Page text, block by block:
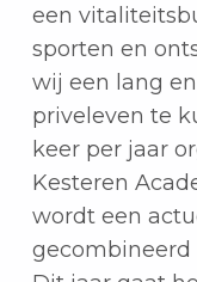
een
sporten en
wij een lang
priveleven te
keer per jaar
Kesteren
wordt een
gecombineerd